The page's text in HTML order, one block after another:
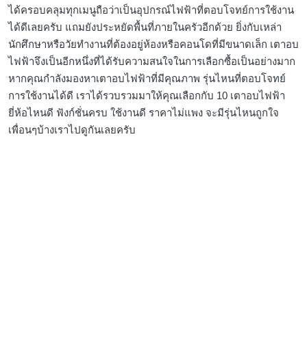
ได้ครอบคลุมทุกเมนูถือว่าเป็นอุปกรณ์ไฟฟ้าที่ตอบโจทย์การใช้งาน
ได้ดีเลยครับ แถมยังประหยัดพื้นที่ภายในครัวอีกด้วย ยิ่งกับเหล่า
นักศึกษาหรือวัยทำงานที่ต้องอยู่ห้องหรือคอนโดที่มีขนาดเล็ก เตาอบ
ไฟฟ้าจึงเป็นอีกหนึ่งที่ได้รับความสนใจในการเลือกซื้อเป็นอย่างมาก
หากคุณกำลังมองหาเตาอบไฟฟ้าที่มีคุณภาพ รุ่นไหนที่ตอบโจทย์
การใช้งานได้ดี เราได้รวบรวมมาให้คุณเลือกกับ 10 เตาอบไฟฟ้า
ยี่ห้อไหนดี ฟังก์ชั่นครบ ใช้งานดี ราคาไม่แพง จะมีรุ่นไหนถูกใจ
เพื่อนๆบ้างเราไปดูกันเลยครับ